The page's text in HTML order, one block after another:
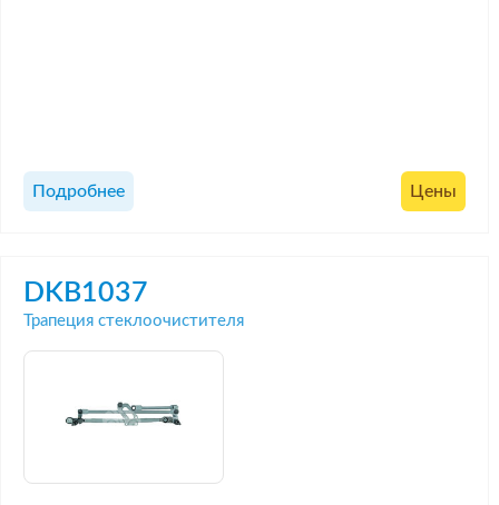
Подробнее Цены
DKB1037
Трапеция стеклоочистителя